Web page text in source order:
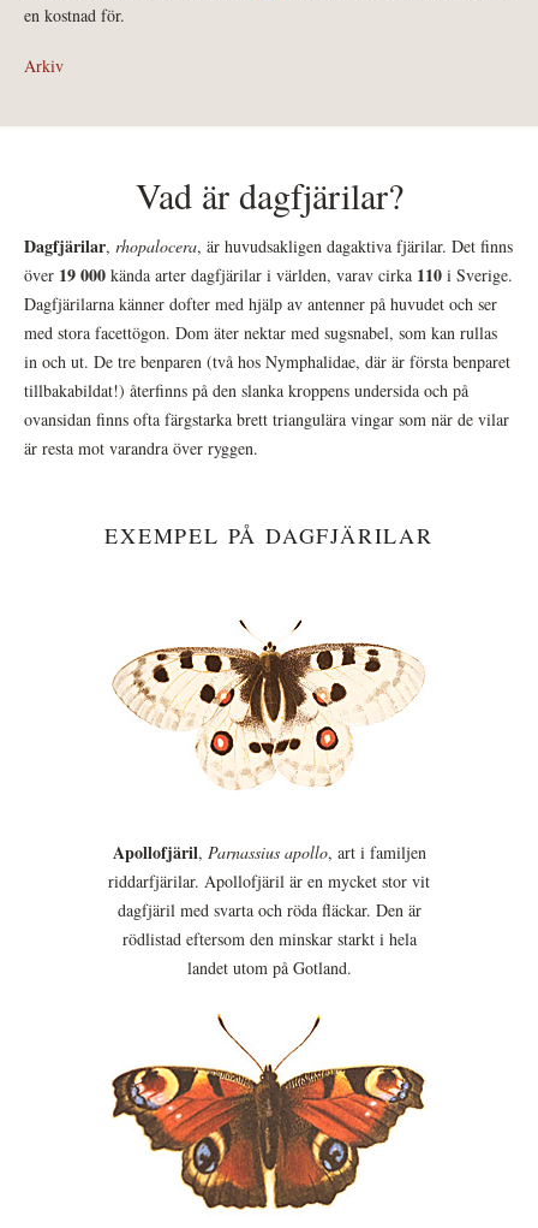
en kostnad för.
Arkiv
Vad är dagfjärilar?
Dagfjärilar, rhopalocera, är huvudsakligen dagaktiva fjärilar. Det finns
över 19 000 kända arter dagfjärilar i världen, varav cirka 110 i Sverige.
Dagfjärilarna känner dofter med hjälp av antenner på huvudet och ser
med stora facettögon. Dom äter nektar med sugsnabel, som kan rullas
in och ut. De tre benparen (två hos Nymphalidae, där är första benparet
tillbakabildat!) återfinns på den slanka kroppens undersida och på
ovansidan finns ofta färgstarka brett triangulära vingar som när de vilar
är resta mot varandra över ryggen.
EXEMPEL PÅ DAGFJÄRILAR
Apollofjäril, Parnassius apollo, art i familjen
riddarfjärilar. Apollofjäril är en mycket stor vit
dagfjäril med svarta och röda fläckar. Den är
rödlistad eftersom den minskar starkt i hela
landet utom på Gotland.